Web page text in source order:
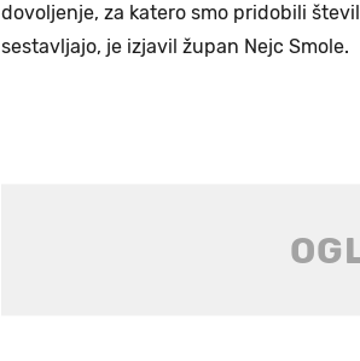
dovoljenje, za katero smo pridobili
sestavljajo, je izjavil župan Nejc Smole.